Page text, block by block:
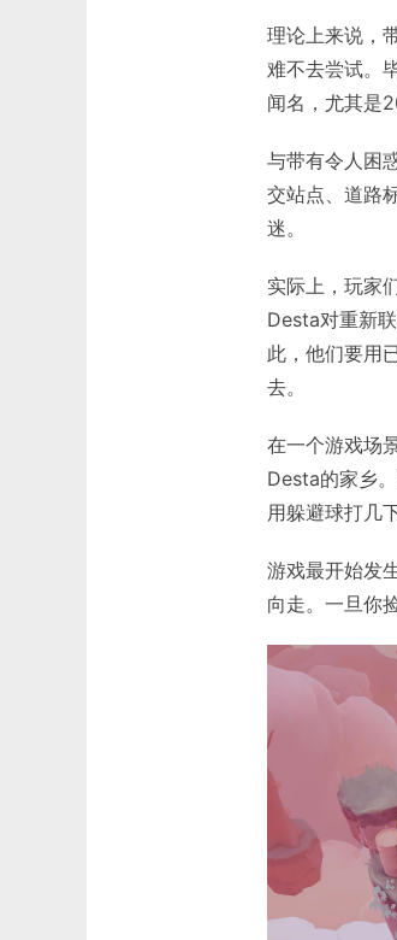
理论上来说，
难不去尝试。
闻名，尤其是
与带有令人困
交站点、道路
迷。
实际上，玩家
Desta对重新
此，他们要用
去。
在一个游戏场
Desta的家乡
用躲避球打几
游戏最开始发
向走。一旦你